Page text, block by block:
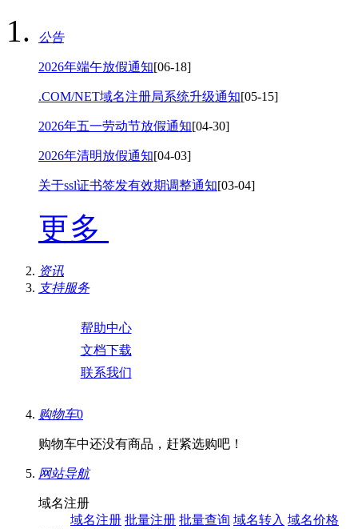
公告
2026年端午放假通知[06-18]
.COM/NET域名注册局系统升级通知[05-15]
2026年五一劳动节放假通知[04-30]
2026年清明放假通知[04-03]
关于ssl证书签发有效期调整通知[03-04]
更多
资讯
支持服务
帮助中心
文档下载
联系我们
购物车0
购物车中还没有商品，赶紧选购吧！
网站导航
域名注册
域名注册 批量注册 批量查询 域名转入 域名价格